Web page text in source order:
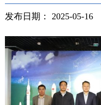
发布日期： 2025-05-16